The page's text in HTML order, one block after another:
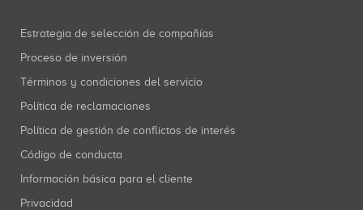
Estrategia de selección de compañías
Proceso de inversión
Términos y condiciones del servicio
Política de reclamaciones
Política de gestión de conflictos de interés
Código de conducta
Información básica para el cliente
Privacidad